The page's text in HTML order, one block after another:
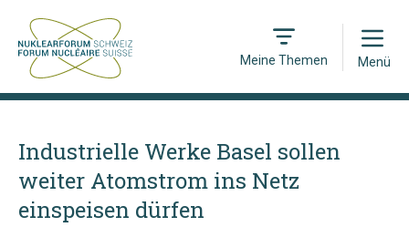
Meine Themen
Open
Menü
Industrielle Werke Basel sollen
weiter Atomstrom ins Netz
einspeisen dürfen